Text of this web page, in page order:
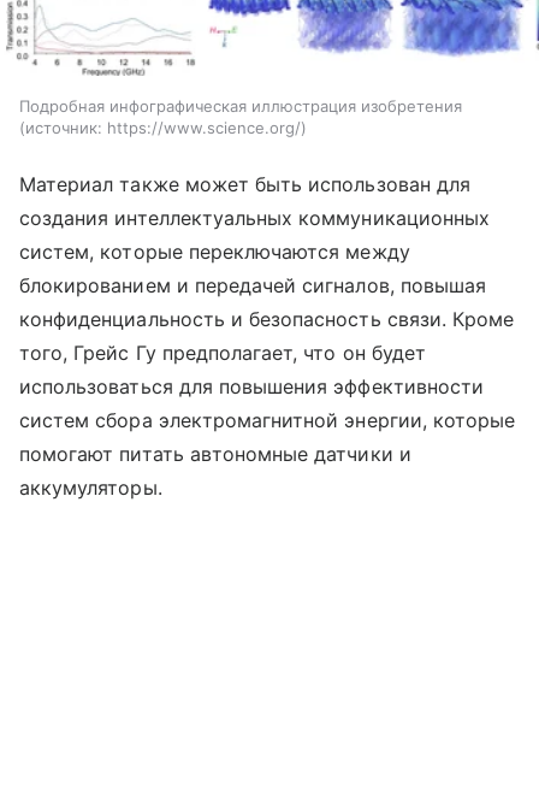
Подробная инфографическая иллюстрация изобретения
источник: https://www.science.org/
Материал также может быть использован для
создания интеллектуальных коммуникационных
систем, которые переключаются между
блокированием и передачей сигналов, повышая
конфиденциальность и безопасность связи. Кроме
того, Грейс Гу предполагает, что он будет
использоваться для повышения эффективности
систем сбора электромагнитной энергии, которые
помогают питать автономные датчики и
аккумуляторы.